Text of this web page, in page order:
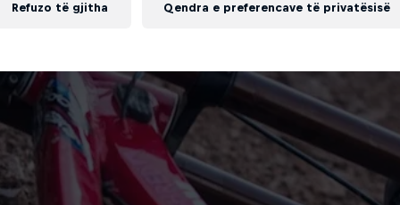
Refuzo të gjitha Qendra e preferencave të privatësisë